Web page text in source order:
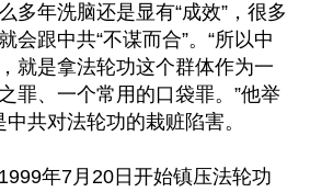
多年洗脑还是显有“成效”，很多
会跟中共“不谋而合”。“所以中
就是拿法轮功这个群体作为一
罪、一个常用的口袋罪。”他举
共对法轮功的栽赃陷害。
年7月20日开始镇压法轮功